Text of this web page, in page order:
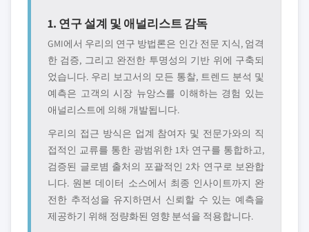
1. 연구 설계 및 애널리스트 감독
GMI에서 우리의 연구 방법론은 인간 전문 지식, 엄격
한 검증, 그리고 완전한 투명성의 기반 위에 구축되
었습니다. 우리 보고서의 모든 통찰, 트렌드 분석 및
예측은 고객의 시장 뉴앙스를 이해하는 경험 있는
애널리스트에 의해 개발됩니다.
우리의 접근 방식은 업계 참여자 및 전문가와의 직
접적인 교류를 통한 광범위한 1차 연구를 통합하고,
검증된 글로볌 출처의 포괄적인 2차 연구로 보완합
니다. 원본 데이터 소스에서 최종 인사이트까지 완
전한 추적성을 유지하면서 신뢰할 수 있는 예측을
제공하기 위해 정량화된 영향 분석을 적용합니다.